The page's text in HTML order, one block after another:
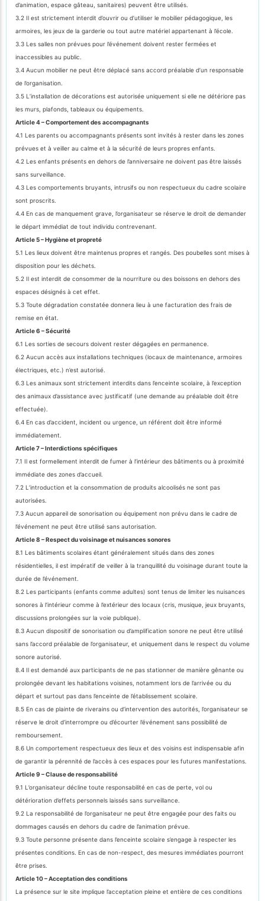
d’animation, espace gâteau, sanitaires) peuvent être utilisés.
3.2 Il est strictement interdit d’ouvrir ou d’utiliser le mobilier pédagogique, les
armoires, les jeux de la garderie ou tout autre matériel appartenant à l’école.
3.3 Les salles non prévues pour l’événement doivent rester fermées et
inaccessibles au public.
3.4 Aucun mobilier ne peut être déplacé sans accord préalable d’un responsable
de l’organisation.
3.5 L’installation de décorations est autorisée uniquement si elle ne détériore pas
les murs, plafonds, tableaux ou équipements.
Article 4 – Comportement des accompagnants
4.1 Les parents ou accompagnants présents sont invités à rester dans les zones
prévues et à veiller au calme et à la sécurité de leurs propres enfants.
4.2 Les enfants présents en dehors de l’anniversaire ne doivent pas être laissés
sans surveillance.
4.3 Les comportements bruyants, intrusifs ou non respectueux du cadre scolaire
sont proscrits.
4.4 En cas de manquement grave, l’organisateur se réserve le droit de demander
le départ immédiat de tout individu contrevenant.
Article 5 – Hygiène et propreté
5.1 Les lieux doivent être maintenus propres et rangés. Des poubelles sont mises à
disposition pour les déchets.
5.2 Il est interdit de consommer de la nourriture ou des boissons en dehors des
espaces désignés à cet effet.
5.3 Toute dégradation constatée donnera lieu à une facturation des frais de
remise en état.
Article 6 – Sécurité
6.1 Les sorties de secours doivent rester dégagées en permanence.
6.2 Aucun accès aux installations techniques (locaux de maintenance, armoires
électriques, etc.) n’est autorisé.
6.3 Les animaux sont strictement interdits dans l’enceinte scolaire, à l’exception
des animaux d’assistance avec justificatif (une demande au préalable doit être
effectuée).
6.4 En cas d’accident, incident ou urgence, un référent doit être informé
immédiatement.
Article 7 – Interdictions spécifiques
7.1 Il est formellement interdit de fumer à l’intérieur des bâtiments ou à proximité
immédiate des zones d’accueil.
7.2 L’introduction et la consommation de produits alcoolisés ne sont pas
autorisées.
7.3 Aucun appareil de sonorisation ou équipement non prévu dans le cadre de
l’événement ne peut être utilisé sans autorisation.
Article 8 – Respect du voisinage et nuisances sonores
8.1 Les bâtiments scolaires étant généralement situés dans des zones
résidentielles, il est impératif de veiller à la tranquillité du voisinage durant toute la
durée de l’événement.
8.2 Les participants (enfants comme adultes) sont tenus de limiter les nuisances
sonores à l’intérieur comme à l’extérieur des locaux (cris, musique, jeux bruyants,
discussions prolongées sur la voie publique).
8.3 Aucun dispositif de sonorisation ou d’amplification sonore ne peut être utilisé
sans l’accord préalable de l’organisateur, et uniquement dans le respect du volume
sonore autorisé.
8.4 Il est demandé aux participants de ne pas stationner de manière gênante ou
prolongée devant les habitations voisines, notamment lors de l’arrivée ou du
départ et surtout pas dans l’enceinte de l’établissement scolaire.
8.5 En cas de plainte de riverains ou d’intervention des autorités, l’organisateur se
réserve le droit d’interrompre ou d’écourter l’événement sans possibilité de
remboursement.
8.6 Un comportement respectueux des lieux et des voisins est indispensable afin
de garantir la pérennité de l’accès à ces espaces pour les futures manifestations.
Article 9 – Clause de responsabilité
9.1 L’organisateur décline toute responsabilité en cas de perte, vol ou
détérioration d’effets personnels laissés sans surveillance.
9.2 La responsabilité de l’organisateur ne peut être engagée pour des faits ou
dommages causés en dehors du cadre de l’animation prévue.
9.3 Toute personne présente dans l’enceinte scolaire s’engage à respecter les
présentes conditions. En cas de non-respect, des mesures immédiates pourront
être prises.
Article 10 – Acceptation des conditions
La présence sur le site implique l’acceptation pleine et entière de ces conditions